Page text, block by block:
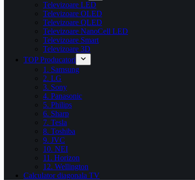
Televizoare LED
Televizoare OLED
Televizoare QLED
Televizoare NanoCell LED
Televizoare Smart
Televizoare 3D
TOP Producatori
1. Samsung
2. LG
3. Sony
4. Panasonic
5. Philips
6. Sharp
7. Tesla
8. Toshiba
9. JVC
10. NEI
11. Horizon
12. Wellington
Calculator diagonala TV